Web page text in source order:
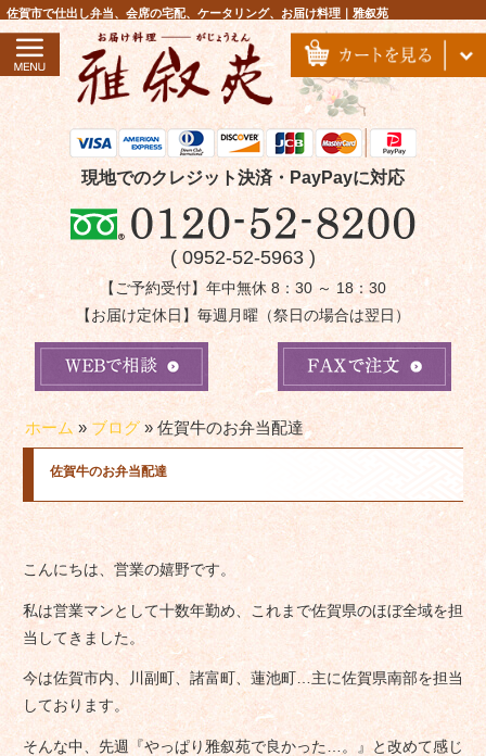
コ
ン
ツ
へ
ス
キ
プ
佐賀市で仕出し弁当、会席の宅配、ケータリング、お届け料理｜雅叙苑
現地でのクレジット決済・PayPayに対応
( 0952-52-5963 )
【ご予約受付】年中無休 8：30 ～ 18：30
【お届け定休日】毎週月曜（祭日の場合は翌日）
ホーム» ブログ» 佐賀牛のお弁当配達
佐賀牛のお弁当配達
こんにちは、営業の嬉野です。
私は営業マンとして十数年勤め、これまで佐賀県のほぼ全域を担
当してきました。
今は佐賀市内、川副町、諸富町、蓮池町…主に佐賀県南部を担当
しております。
そんな中、先週『やっぱり雅叙苑で良かった…。』と改めて感じ